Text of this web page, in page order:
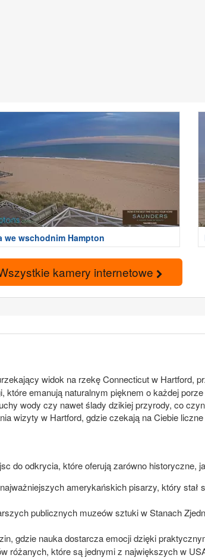
we wschodnim Hampton
kamery internetowe
widok na rzekę Connecticut w Hartford,
które emanują naturalnym pięknem o każdej
wody czy nawet ślady dzikiej przyrody, co
wizyty w Hartford, gdzie czekają na Ciebie
do odkrycia, które oferują zarówno historyczne,
amerykańskich pisarzy, który stał
publicznych muzeów sztuki w Stanach
gdzie nauka dostarcza emocji dzięki
różanych, które są jednymi z największych w